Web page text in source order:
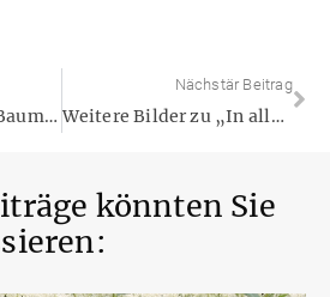
Weitere Bilder zu „Baumbewuchs: Wann wird Efeu zum Problem?“
Nächstär Beitrag
Weitere Bilder zu „In aller Munde: Stauden für Gourmets“
könnten Sie